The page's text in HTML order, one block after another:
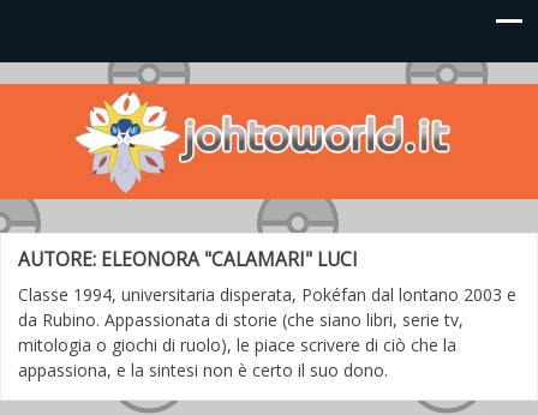
Johto World
Le novità più frizzanti dall'universo Pokémon e Nintendo
AUTORE: ELEONORA "CALAMARI" LUCI
Classe 1994, universitaria disperata, Pokéfan dal lontano 2003 e
da Rubino. Appassionata di storie (che siano libri, serie tv,
mitologia o giochi di ruolo), le piace scrivere di ciò che la
appassiona, e la sintesi non è certo il suo dono.